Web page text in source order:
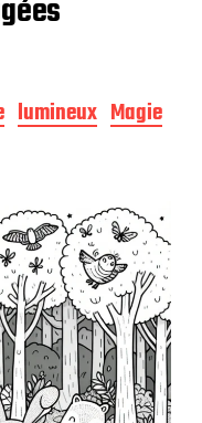
lumineux Magie